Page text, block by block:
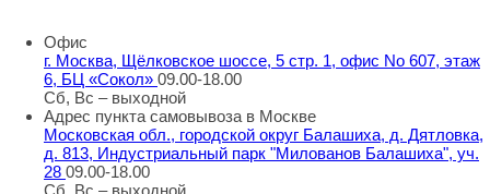
Офис
г. Москва, Щёлковское шоссе, 5 стр. 1, офис No 607, этаж
6, БЦ «Сокол» 09.00-18.00
Сб, Вс – выходной
Адрес пункта самовывоза в Москве
Московская обл., городской округ Балашиха, д. Дятловка,
д. 813, Индустриальный парк "Милованов Балашиха", уч.
28 09.00-18.00
Сб, Вс – выходной